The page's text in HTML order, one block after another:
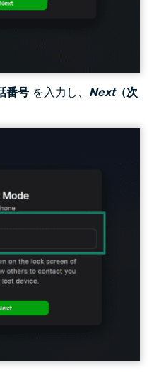
番号 を入力し、 Next（次